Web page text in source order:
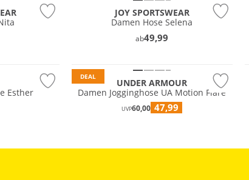
JOY SPORTSWEAR
Damen Hose Selena
ab49,99
Esther
DEAL
UNDER ARMOUR
Damen Jogginghose UA Motion Flare
UVP60,00 47,99